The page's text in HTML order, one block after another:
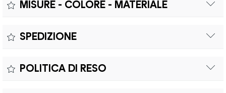
MISURE - COLORE - MATERIALE
Colore:
SPEDIZIONE
conforme alle direttive vigenti. La garanzia copre eventuali
POLITICA DI RESO